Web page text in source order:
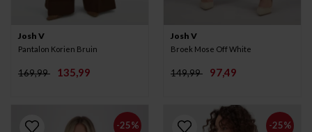
Josh V
Pantalon Korien Bruin
169,99 135,99
Josh V
Broek Mose Off White
149,99 97,49
-25% -25%